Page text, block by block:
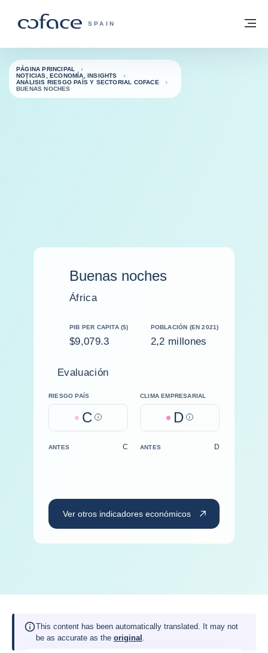
COFACE - FOR TRADE
SPAIN
Volver a la página principal
PÁGINA PRINCIPAL
NOTICIAS, ECONOMÍA, INSIGHTS
ANÁLISIS RIESGO PAÍS Y SECTORIAL COFACE
BUENAS NOCHES
Buenas noches
África
PIB PER CAPITA ($)
$9,079.3
POBLACIÓN (EN 2021)
2,2 millones
Evaluación
RIESGO PAÍS
C Help
CLIMA EMPRESARIAL
D Help
ANTES C ANTES D
Ver otros indicadores económicos
This content has been automatically translated. It may not
be as accurate as the original .